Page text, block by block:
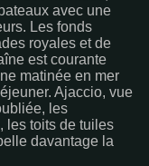
avec une
Les fonds
royales et de
est courante
matinée en mer
Ajaccio, vue
les
les toits de tuiles
davantage la